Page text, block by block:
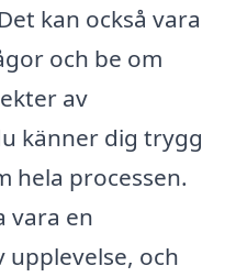
kan också vara
och be om
av
känner dig trygg
hela processen.
vara en
upplevelse, och